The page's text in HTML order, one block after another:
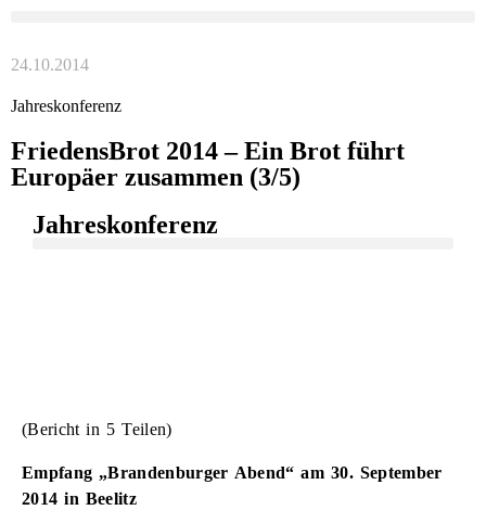
24.10.2014
Jahreskonferenz
FriedensBrot 2014 – Ein Brot führt
Europäer zusammen (3/5)
Jahreskonferenz
(Bericht in 5 Teilen)
Empfang „Brandenburger Abend“ am 30. September
2014 in Beelitz